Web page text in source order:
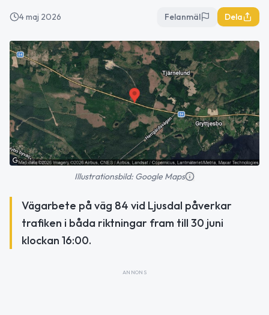
4 maj 2026 Felanmäl Dela
Illustrationsbild: Google Maps
Vägarbete på väg 84 vid Ljusdal påverkar
trafiken i båda riktningar fram till 30 juni
klockan 16:00.
ANNONS